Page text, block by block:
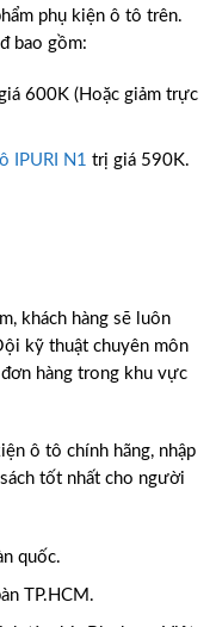
phụ kiện ô tô trên.
bao gồm:
600K (Hoặc giảm trực
IPURI N1 trị giá 590K.
khách hàng sẽ luôn
kỹ thuật chuyên môn
hàng trong khu vực
ô tô chính hãng, nhập
tốt nhất cho người
quốc.
TP.HCM.